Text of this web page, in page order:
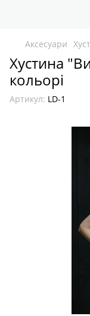
Аксесуари
Хустина
кольорі
Артикул: LD-1